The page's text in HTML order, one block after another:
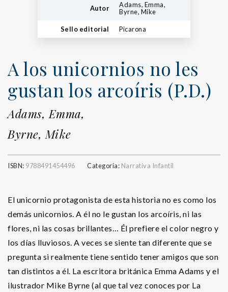
Autor
Adams, Emma,
Byrne, Mike
Sello editorial Picarona
A los unicornios no les
gustan los arcoíris (P.D.)
Adams, Emma,
Byrne, Mike
ISBN: 9788491454496 Categoría: Narrativa Infantil
El unicornio protagonista de esta historia no es como los
demás unicornios. A él no le gustan los arcoíris, ni las
flores, ni las cosas brillantes… Él prefiere el color negro y
los días lluviosos. A veces se siente tan diferente que se
pregunta si realmente tiene sentido tener amigos que son
tan distintos a él. La escritora británica Emma Adams y el
ilustrador Mike Byrne (al que tal vez conoces por La